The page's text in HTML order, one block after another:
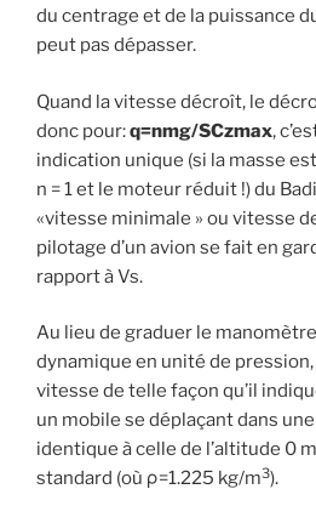
du centrage et de la puissance
peut pas dépasser.
Quand la vitesse décroît, le
donc pour:q=nmg/SCzmax,
indication unique (si la masse
n = 1 et le moteur réduit !) du
«vitesse minimale » ou vitesse
pilotage d’un avion se fait en
rapport à Vs.
Au lieu de graduer le
dynamique en unité de
vitesse de telle façon qu’il
un mobile se déplaçant dans
identique à celle de l’altitude 0
standard (où ρ=1.225 kg/m3).